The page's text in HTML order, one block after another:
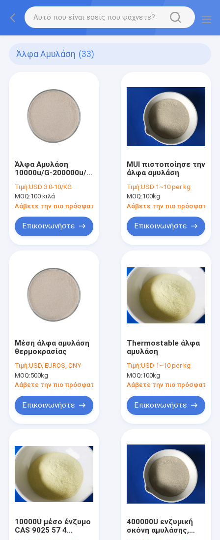
Άλφα Αμυλάση (33)
Άλφα Αμυλάση
10000u/G-200000u/G
Τιμή:USD 3.0-10/KG
MOQ:100 κιλά
Λάβετε την πιο πρόσφατη τιμή
Επικοινωνήστε
MUI πιστοποίησε την
άλφα αμυλάση
Τιμή:USD 1~10 per kg
MOQ:100kg
Λάβετε την πιο πρόσφατη
Επικοινωνήστε
Μέση άλφα αμυλάση
θερμοκρασίας
Τιμή:USD, EUROS, CNY
MOQ:500kg
Λάβετε την πιο πρόσφατη τιμή
Επικοινωνήστε
Thermostable άλφα
αμυλάση
Τιμή:USD 1~10 per kg
MOQ:100kg
Λάβετε την πιο πρόσφατη
Επικοινωνήστε
10000U μέσο ένζυμο
CAS 9025 57 4
400000U ενζυμική
σκόνη αμυλάσης,